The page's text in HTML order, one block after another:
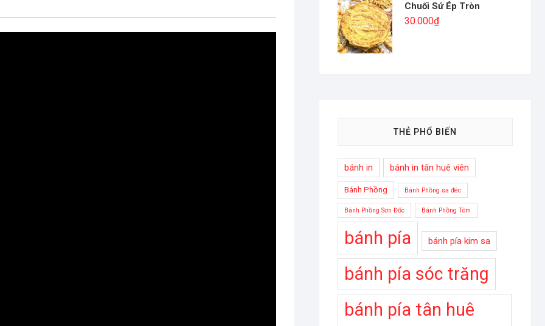
Chuối Sứ Ép Tròn
30.000₫
THẺ PHỔ BIẾN
bánh in bánh in tân huê viên
Bánh Phồng Bánh Phồng sa đéc
Bánh Phồng Sơn Đốc Bánh Phồng Tôm
bánh pía bánh pía kim sa
bánh pía sóc trăng
bánh pía tân huê